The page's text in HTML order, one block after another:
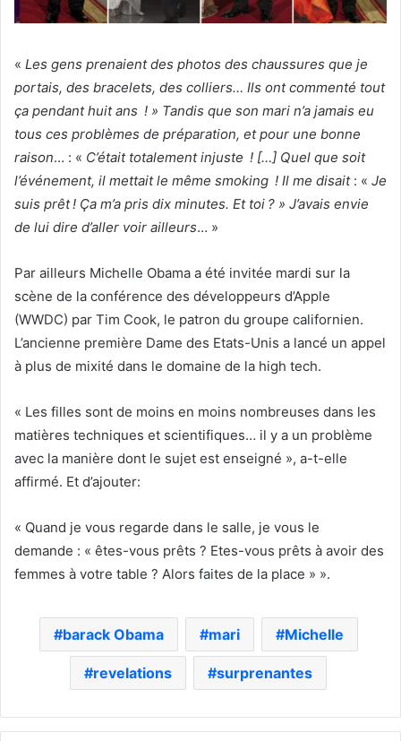
« Les gens prenaient des photos des chaus­sures que je
portais, des brace­lets, des colliers… Ils ont commenté tout
ça pendant huit ans ! » Tandis que son mari n’a jamais eu
tous ces problèmes de préparation, et pour une bonne
raison… : « C’était tota­le­ment injuste ! […] Quel que soit
l’évé­ne­ment, il mettait le même smoking ! Il me disait: « Je
suis prêt ! Ça m’a pris dix minutes. Et toi ? » J’avais envie
de lui dire d’al­ler voir ailleurs… »
Par ailleurs Michelle Obama a été invitée mardi sur la
scène de la conférence des développeurs d’Apple
(WWDC) par Tim Cook, le patron du groupe californien.
L’ancienne première Dame des Etats-Unis a lancé un appel
à plus de mixité dans le domaine de la high tech.
« Les filles sont de moins en moins nombreuses dans les
matières techniques et scientifiques… il y a un problème
avec la manière dont le sujet est enseigné », a-t-elle
affirmé. Et d’ajouter:
« Quand je vous regarde dans le salle, je vous le
demande : « êtes-vous prêts ? Etes-vous prêts à avoir des
femmes à votre table ? Alors faites de la place » ».
barack Obama mari Michelle
revelations surprenantes